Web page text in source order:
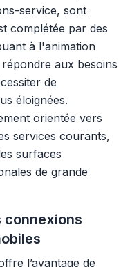
service, sont
complétée par des
à l'animation
aux besoins
de
éloignées.
orientée vers
services courants,
surfaces
de grande
connexions
l’avantage de